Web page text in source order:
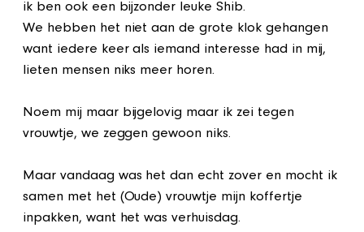
ik ben ook een bijzonder leuke Shib.
We hebben het niet aan de grote klok gehangen
want iedere keer als iemand interesse had in mij,
lieten mensen niks meer horen.
Noem mij maar bijgelovig maar ik zei tegen
vrouwtje, we zeggen gewoon niks.
Maar vandaag was het dan echt zover en mocht ik
samen met het (Oude) vrouwtje mijn koffertje
inpakken, want het was verhuisdag.